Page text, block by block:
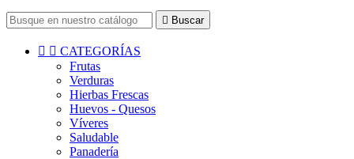
 Buscar
  CATEGORÍAS
Frutas
Verduras
Hierbas Frescas
Huevos - Quesos
Víveres
Saludable
Panadería